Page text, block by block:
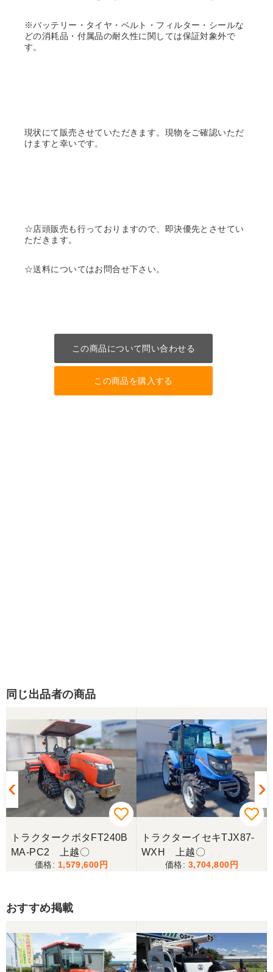
※バッテリー・タイヤ・ベルト・フィルター・シールな
どの消耗品・付属品の耐久性に関しては保証対象外で
す。
現状にて販売させていただきます。現物をご確認いただ
けますと幸いです。
☆店頭販売も行っておりますので、即決優先とさせてい
ただきます。
☆送料についてはお問合せ下さい。
この商品について問い合わせる
この商品を購入する
同じ出品者の商品
トラクタークボタFT240B
MA-PC2 上越〇
1,579,600
トラクターイセキTJX87-
WXH 上越〇
3,704,800
おすすめ掲載